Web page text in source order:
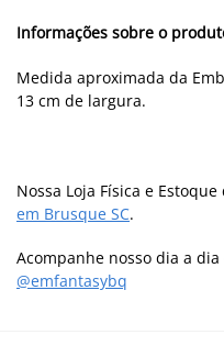
Informações sobre o
Medida aproximada da
13 cm de largura.
Nossa Loja Física e
em Brusque SC.
Acompanhe nosso dia a
@emfantasybq